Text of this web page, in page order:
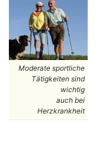
Moderate sportliche
Tätigkeiten sind
wichtig
auch bei
Herzkrankheit